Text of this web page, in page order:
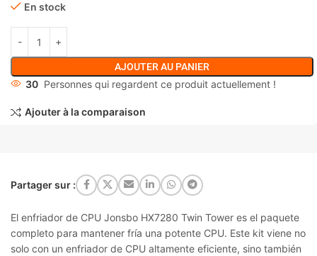
En stock
AJOUTER AU PANIER
30 Personnes qui regardent ce produit actuellement !
Ajouter à la comparaison
Partager sur :
El enfriador de CPU Jonsbo HX7280 Twin Tower es el paquete
completo para mantener fría una potente CPU. Este kit viene no
solo con un enfriador de CPU altamente eficiente, sino también